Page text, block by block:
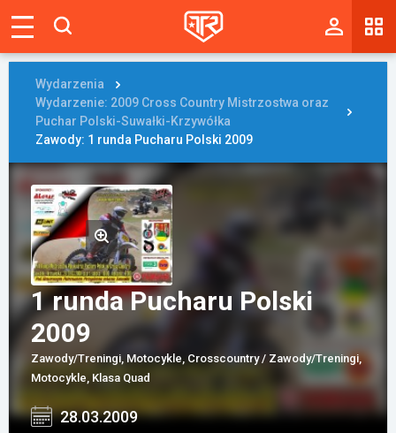
Tablica
Wyniki
Blogi
Galerie
Wydarzenia
Giełda
Ranking
Zaloguj się
Załóż konto
Wydarzenia
Wydarzenie: 2009 Cross Country Mistrzostwa oraz
Puchar Polski-Suwałki-Krzywółka
Zawody: 1 runda Pucharu Polski 2009
1 runda Pucharu Polski
2009
Zawody/Treningi, Motocykle, Crosscountry / Zawody/Treningi,
Motocykle, Klasa Quad
28.03.2009